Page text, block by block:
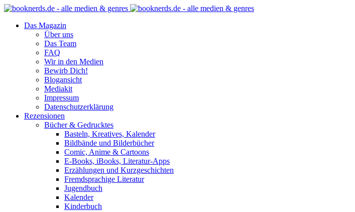
Das Magazin
Über uns
Das Team
FAQ
Wir in den Medien
Bewirb Dich!
Blogansicht
Mediakit
Impressum
Datenschutzerklärung
Rezensionen
Bücher & Gedrucktes
Basteln, Kreatives, Kalender
Bildbände und Bilderbücher
Comic, Anime & Cartoons
E-Books, iBooks, Literatur-Apps
Erzählungen und Kurzgeschichten
Fremdsprachige Literatur
Jugendbuch
Kalender
Kinderbuch